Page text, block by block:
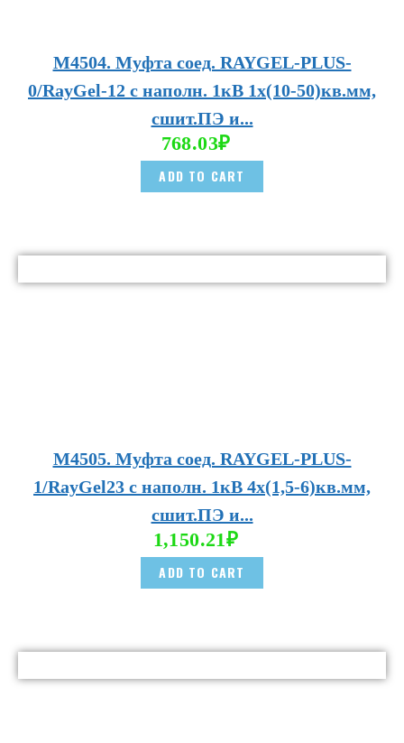
М4504. Муфта соед. RAYGEL-PLUS-
0/RayGel-12 с наполн. 1кВ 1х(10-50)кв.мм,
сшит.ПЭ и...
768.03₽
ADD TO CART
М4505. Муфта соед. RAYGEL-PLUS-
1/RayGel23 с наполн. 1кВ 4х(1,5-6)кв.мм,
сшит.ПЭ и...
1,150.21₽
ADD TO CART